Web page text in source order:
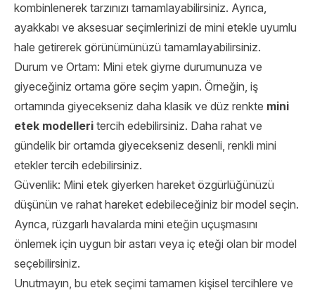
kombinlenerek tarzınızı tamamlayabilirsiniz. Ayrıca,
ayakkabı ve aksesuar seçimlerinizi de mini etekle uyumlu
hale getirerek görünümünüzü tamamlayabilirsiniz.
Durum ve Ortam: Mini etek giyme durumunuza ve
giyeceğiniz ortama göre seçim yapın. Örneğin, iş
ortamında giyecekseniz daha klasik ve düz renkte mini
etek modelleri tercih edebilirsiniz. Daha rahat ve
gündelik bir ortamda giyecekseniz desenli, renkli mini
etekler tercih edebilirsiniz.
Güvenlik: Mini etek giyerken hareket özgürlüğünüzü
düşünün ve rahat hareket edebileceğiniz bir model seçin.
Ayrıca, rüzgarlı havalarda mini eteğin uçuşmasını
önlemek için uygun bir astarı veya iç eteği olan bir model
seçebilirsiniz.
Unutmayın, bu etek seçimi tamamen kişisel tercihlere ve